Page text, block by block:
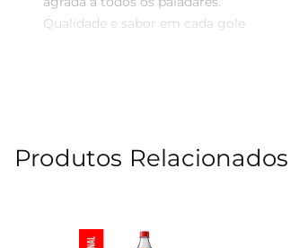
Qualidade e sabor em cada gole
uma verdadeira viagem ao sabor
escolha que se adapta a diferentes
e garantir que você tenha sempre uma
Produtos Relacionados